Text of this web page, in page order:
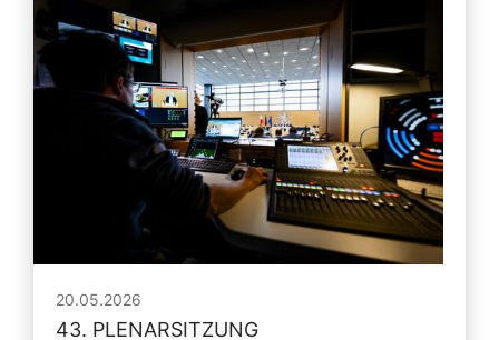
20.05.2026
43. PLENARSITZUNG